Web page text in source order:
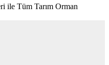
ile Tüm Tarım Orman